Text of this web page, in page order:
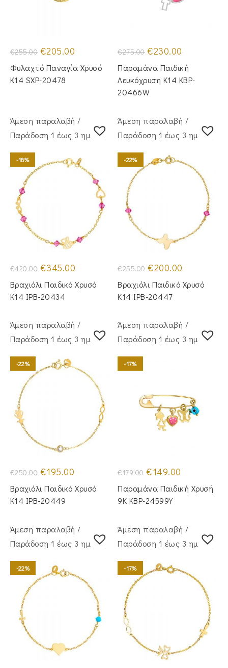
€255.00 Original
price
was:
€255.00.
€205.00
τιμή
είναι:
Φυλαχτό Παναγία Χρυσό
Κ14 SXP-20478
€275.00 Original
price
was:
€275.00.
€230.00
τιμή
είναι:
€230.00.
Παραμάνα Παιδική
Λευκόχρυση Κ14 KBP-
20466W
Άμεση παραλαβή /
Παράδoση 1 έως 3 ημέρες
-18%
€420.00 Original
price
was:
€420.00.
€345.00
τιμή
είναι:
Βραχιόλι Παιδικό Χρυσό
Κ14 IPB-20434
Άμεση παραλαβή /
Παράδoση 1 έως 3 ημέρες
-22%
€255.00 Original
price
was:
€255.00.
€200.00
τιμή
είναι:
Βραχιόλι Παιδικό Χρυσό
Κ14 IPB-20447
Άμεση παραλαβή /
Παράδoση 1 έως 3 ημέρες
-22%
€250.00 Original
price
was:
€250.00.
€195.00
τιμή
είναι:
Βραχιόλι Παιδικό Χρυσό
Κ14 IPB-20449
Άμεση παραλαβή /
Παράδoση 1 έως 3 ημέρες
-17%
€179.00 Original
price
was:
€179.00.
€149.00
τιμή
είναι:
Παραμάνα Παιδική Χρυσή
9Κ KBP-24599Υ
Άμεση παραλαβή /
Παράδoση 1 έως 3 ημέρες
-22%
Άμεση παραλαβή /
Παράδoση 1 έως 3 ημέρες
-17%